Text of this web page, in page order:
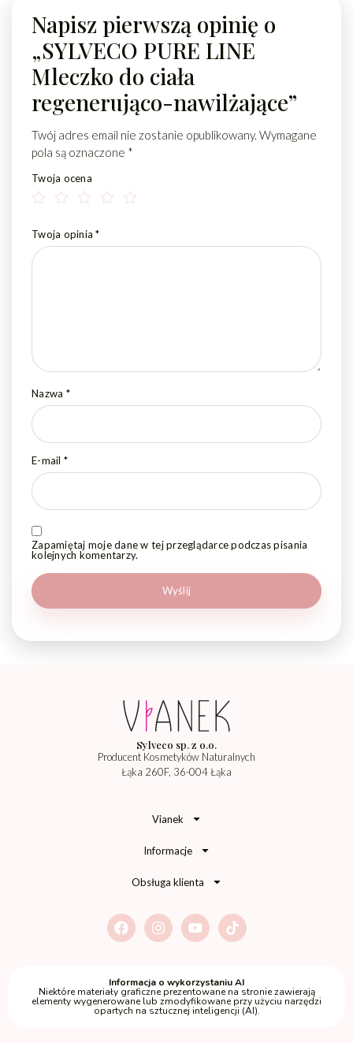
Napisz pierwszą opinię o
„SYLVECO PURE LINE
Mleczko do ciała
regenerująco-nawilżające”
Twój adres email nie zostanie opublikowany. Wymagane
pola są oznaczone *
Twoja ocena
Twoja opinia*
Nazwa *
E-mail *
Zapamiętaj moje dane w tej przeglądarce podczas pisania
kolejnych komentarzy.
Sylveco sp. z o.o.
Producent Kosmetyków Naturalnych
Łąka 260F, 36-004 Łąka
Vianek
Informacje
Obsługa klienta
Informacja o wykorzystaniu AI
Niektóre materiały graficzne prezentowane na stronie zawierają
elementy wygenerowane lub zmodyfikowane przy użyciu narzędzi
opartych na sztucznej inteligencji (AI).